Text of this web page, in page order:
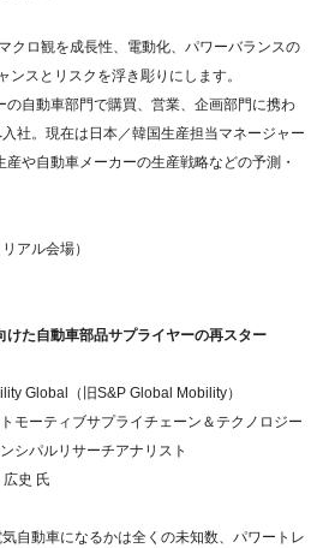
クロ観を成長性、電動化、パワーバランスの
スとリスクを浮き彫りにします。
の自動車部門で購買、営業、企画部門に携わ
社。現在は日本／韓国生産担当マネージャー
や自動車メーカーの生産戦略などの予測・
アル会場）
けた自動車部品サプライヤーの再スター
Global（旧S&P Global Mobility）
モーティブサプライチェーン＆テクノロジー
シパルリサーチアナリスト
広史 氏
自動車になるかは全くの未知数、パワートレ